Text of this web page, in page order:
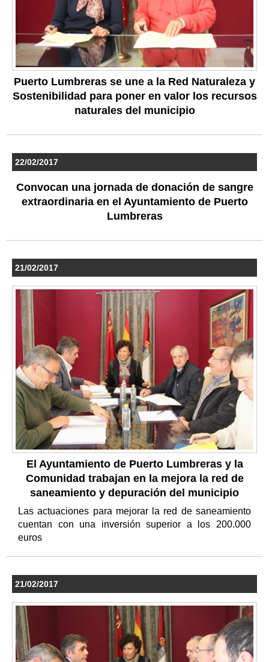
Puerto Lumbreras se une a la Red Naturaleza y
Sostenibilidad para poner en valor los recursos
naturales del municipio
22/02/2017
Convocan una jornada de donación de sangre
extraordinaria en el Ayuntamiento de Puerto
Lumbreras
21/02/2017
El Ayuntamiento de Puerto Lumbreras y la
Comunidad trabajan en la mejora la red de
saneamiento y depuración del municipio
Las actuaciones para mejorar la red de saneamiento
cuentan con una inversión superior a los 200.000
euros
21/02/2017